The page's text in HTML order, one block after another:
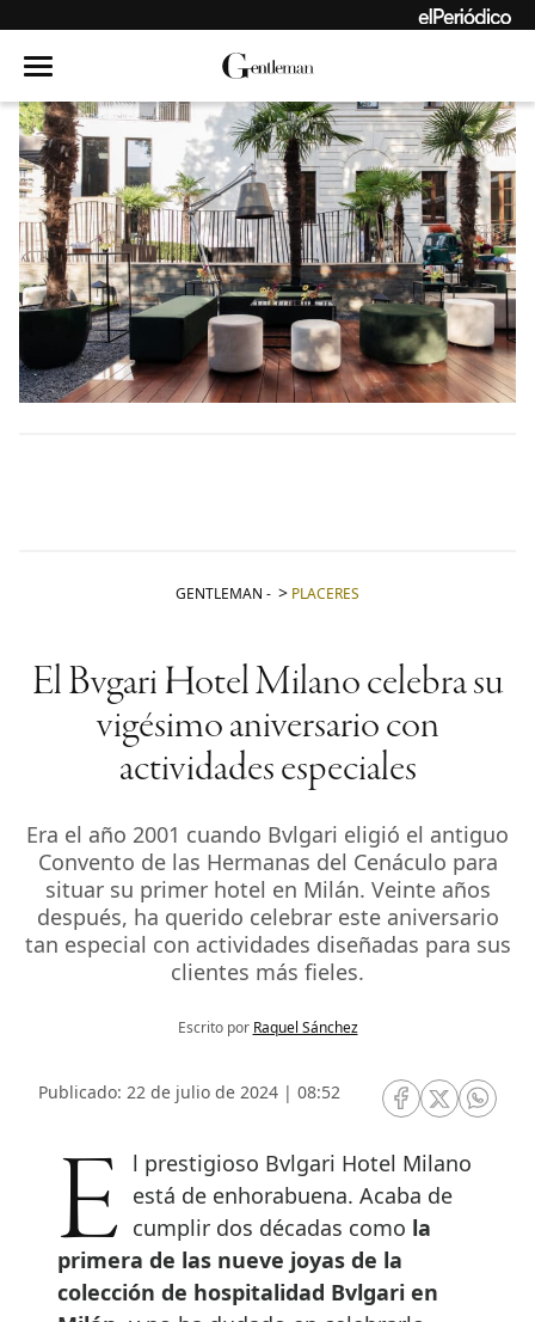
GENTLEMAN - PLACERES
El Bvgari Hotel Milano celebra su
vigésimo aniversario con
actividades especiales
Era el año 2001 cuando Bvlgari eligió el antiguo
Convento de las Hermanas del Cenáculo para
situar su primer hotel en Milán. Veinte años
después, ha querido celebrar este aniversario
tan especial con actividades diseñadas para sus
clientes más fieles.
Escrito por Raquel Sánchez
Publicado: 22 de julio de 2024 | 08:52
RRSS Facebook
RRSSRRSS
El prestigioso Bvlgari Hotel Milano está de enhorabuena. Acaba de
cumplir dos décadas como la
primera de las nueve joyas de la
colección de hospitalidad Bvlgari en